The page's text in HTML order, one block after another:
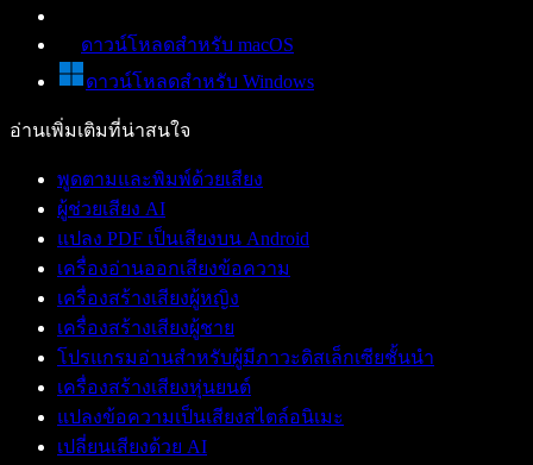
ดาวน์โหลดสำหรับ macOS
ดาวน์โหลดสำหรับ Windows
อ่านเพิ่มเติมที่น่าสนใจ
พูดตามและพิมพ์ด้วยเสียง
ผู้ช่วยเสียง AI
แปลง PDF เป็นเสียงบน Android
เครื่องอ่านออกเสียงข้อความ
เครื่องสร้างเสียงผู้หญิง
เครื่องสร้างเสียงผู้ชาย
โปรแกรมอ่านสำหรับผู้มีภาวะดิสเล็กเซียชั้นนำ
เครื่องสร้างเสียงหุ่นยนต์
แปลงข้อความเป็นเสียงสไตล์อนิเมะ
เปลี่ยนเสียงด้วย AI